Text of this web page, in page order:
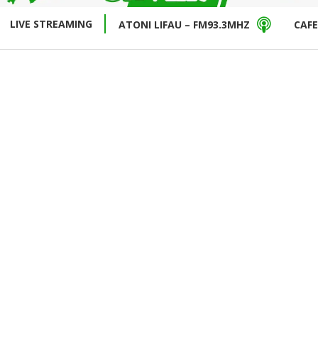
LIVE STREAMING ATONI LIFAU – FM93.3MHZ